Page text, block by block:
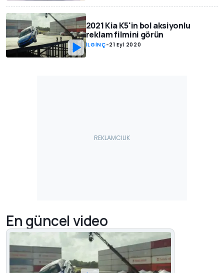
2021 Kia K5'in bol aksiyonlu
reklam filmini görün
İLGİNÇ-21 Eyl 2020
En güncel video